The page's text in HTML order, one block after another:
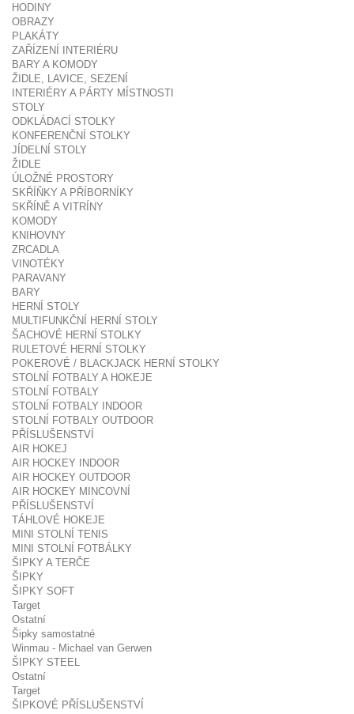
HODINY
OBRAZY
PLAKÁTY
ZAŘÍZENÍ INTERIÉRU
BARY A KOMODY
ŽIDLE, LAVICE, SEZENÍ
INTERIÉRY A PÁRTY MÍSTNOSTI
STOLY
ODKLÁDACÍ STOLKY
KONFERENČNÍ STOLKY
JÍDELNÍ STOLY
ŽIDLE
ÚLOŽNÉ PROSTORY
SKŘÍŇKY A PŘÍBORNÍKY
SKŘÍNĚ A VITRÍNY
KOMODY
KNIHOVNY
ZRCADLA
VINOTÉKY
PARAVANY
BARY
HERNÍ STOLY
MULTIFUNKČNÍ HERNÍ STOLY
ŠACHOVÉ HERNÍ STOLKY
RULETOVÉ HERNÍ STOLKY
POKEROVÉ / BLACKJACK HERNÍ STOLKY
STOLNÍ FOTBALY A HOKEJE
STOLNÍ FOTBALY
STOLNÍ FOTBALY INDOOR
STOLNÍ FOTBALY OUTDOOR
PŘÍSLUŠENSTVÍ
AIR HOKEJ
AIR HOCKEY INDOOR
AIR HOCKEY OUTDOOR
AIR HOCKEY MINCOVNÍ
PŘÍSLUŠENSTVÍ
TÁHLOVÉ HOKEJE
MINI STOLNÍ TENIS
MINI STOLNÍ FOTBÁLKY
ŠIPKY A TERČE
ŠIPKY
ŠIPKY SOFT
Target
Ostatní
Šipky samostatné
Winmau - Michael van Gerwen
ŠIPKY STEEL
Ostatní
Target
ŠIPKOVÉ PŘÍSLUŠENSTVÍ